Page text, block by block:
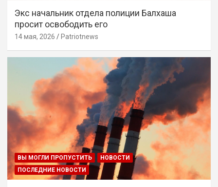
Экс начальник отдела полиции Балхаша
просит освободить его
14 мая, 2026 Patriotnews
ВЫ МОГЛИ ПРОПУСТИТЬ
НОВОСТИ
ПОСЛЕДНИЕ НОВОСТИ